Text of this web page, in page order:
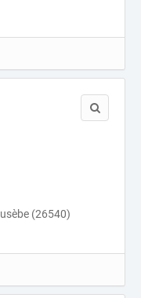
(26540)